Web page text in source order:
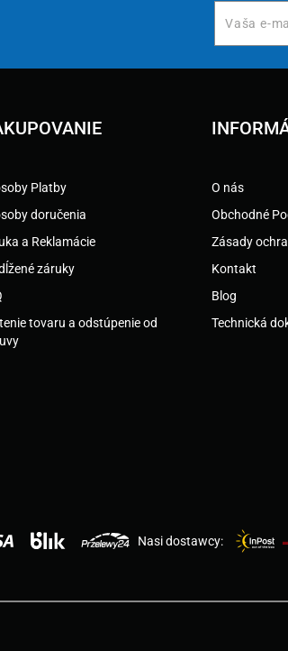
Platby
doručenia
a Reklamácie
záruky
tovaru a odstúpenie od
O nás
Obchodné
Zásady
Kontakt
Blog
Technická
Nasi dostawcy: